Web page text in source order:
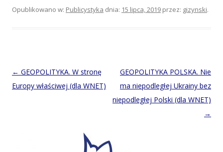
Opublikowano w: Publicystyka dnia: 15 lipca, 2019 przez: gizynski.
Post
navigation
← GEOPOLITYKA. W stronę
Europy właściwej (dla WNET)
GEOPOLITYKA POLSKA. Nie
ma niepodległej Ukrainy bez
niepodległej Polski (dla WNET)
→